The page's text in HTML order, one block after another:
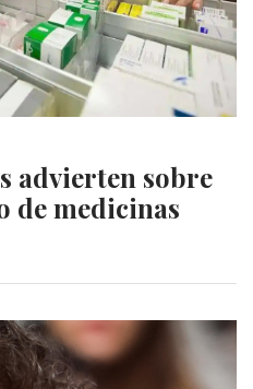
advierten sobre
de medicinas